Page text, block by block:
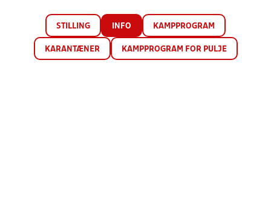
STILLING INFO KAMPPROGRAM
KARANTÆNER KAMPPROGRAM FOR PULJE